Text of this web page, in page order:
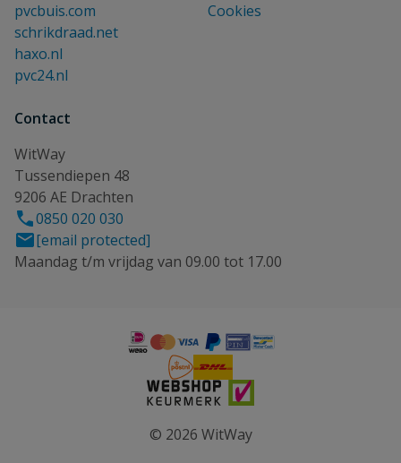
pvcbuis.com
schrikdraad.net
haxo.nl
pvc24.nl
Cookies
Contact
WitWay
Tussendiepen 48
9206 AE Drachten
0850 020 030
[email protected]
Maandag t/m vrijdag van 09.00 tot 17.00
© 2026 WitWay